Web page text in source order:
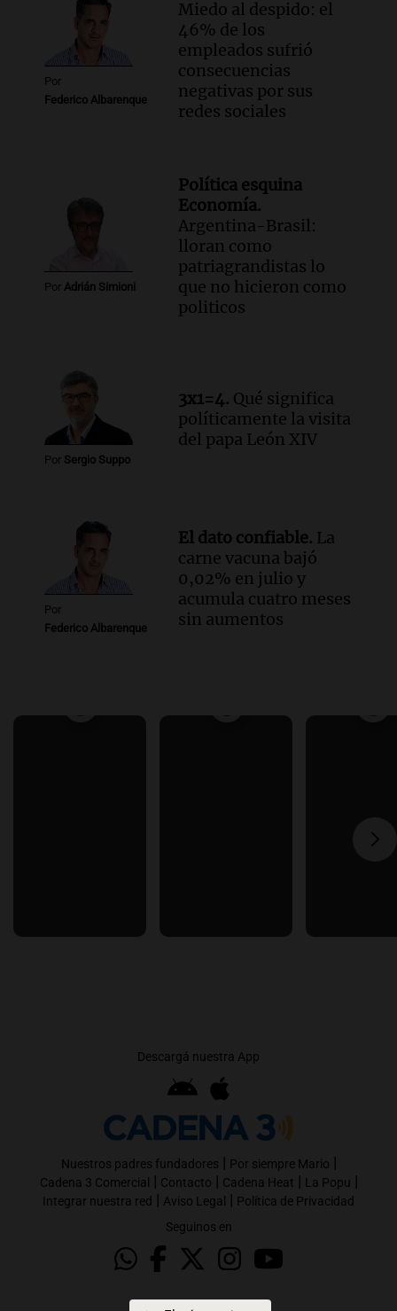
Por
Federico Albarenque
Miedo al despido: el
46% de los
empleados sufrió
consecuencias
negativas por sus
redes sociales
Por Adrián Simioni
Política esquina
Economía.
Argentina-Brasil:
lloran como
patriagrandistas lo
que no hicieron como
politicos
Por Sergio Suppo
3x1=4. Qué significa
políticamente la visita
del papa León XIV
Por
Federico Albarenque
El dato confiable. La
carne vacuna bajó
0,02% en julio y
acumula cuatro meses
sin aumentos
Descargá nuestra App
Nuestros padres fundadores | Por siempre Mario |
Cadena 3 Comercial | Contacto | Cadena Heat | La Popu |
Integrar nuestra red | Aviso Legal | Política de Privacidad
Seguinos en